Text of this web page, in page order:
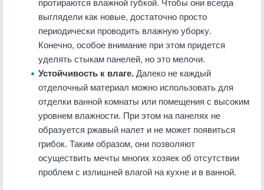
выглядели как новые, достаточно просто
периодически проводить влажную уборку.
Конечно, особое внимание при этом придется
уделять стыкам панелей, но это мелочи.
Устойчивость к влаге.Далеко не каждый
отделочный материал можно использовать для
отделки ванной комнаты или помещения с высоким
уровнем влажности. При этом на панелях не
образуется ржавый налет и не может появиться
грибок. Таким образом, они позволяют
осуществить мечты многих хозяек об отсутствии
проблем с излишней влагой на кухне и в ванной.